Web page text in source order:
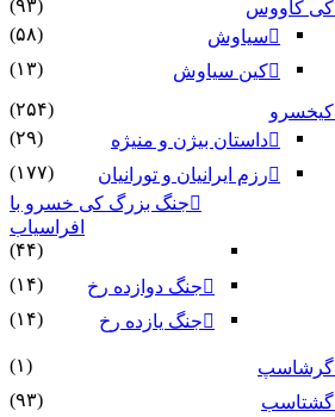
کی کاووس
(۹۳)
سیاوش
(۵۸)
کین سیاوش
(۱۳)
کیخسرو
(۲۵۴)
داستان بیژن و منیژه
(۲۹)
رزم ایرانیان و تورانیان
(۱۷۷)
جنگ بزرگ کی خسرو با
افراسیاب
(۴۴)
جنگ دوازده رخ
(۱۴)
جنگ یازده رخ
(۱۴)
گرشاسپ
(۱)
گشتاسب
(۹۳)